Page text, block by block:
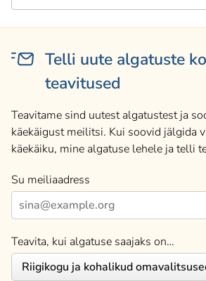
Telli uute algatuste
teavitused
Teavitame sind uutest algatustest ja
käekäigust meilitsi. Kui soovid jälgida
käekäiku, mine algatuse lehele ja telli
Su meiliaadress
Teavita, kui algatuse saajaks on…